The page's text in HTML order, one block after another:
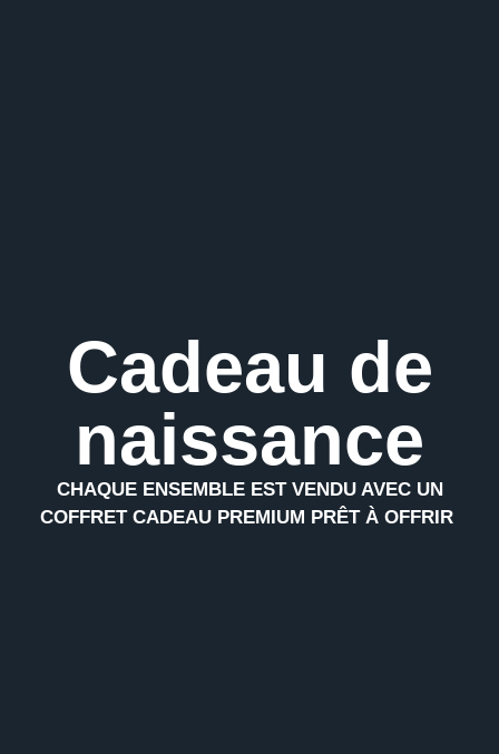
Cadeau de
naissance
CHAQUE ENSEMBLE EST VENDU AVEC UN
COFFRET CADEAU PREMIUM PRÊT À OFFRIR